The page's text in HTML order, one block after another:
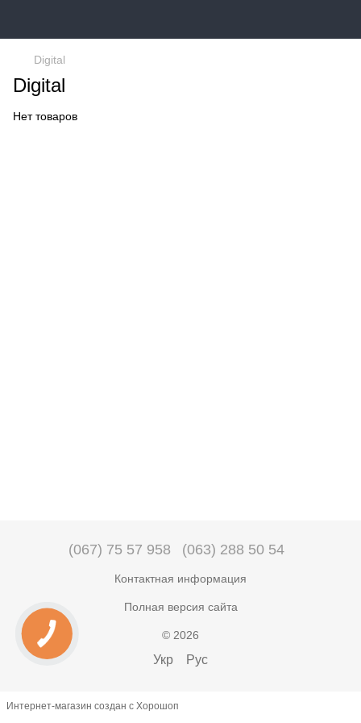
Digital
Digital
Нет товаров
(067) 75 57 958 (063) 288 50 54
Контактная информация
Полная версия сайта
© 2026
Укр Рус
Интернет-магазин создан с Хорошоп